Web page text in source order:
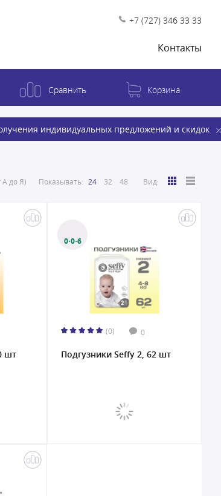
+7 (727) 346 33 33
Контакты
индивидуальных предложений и скидок
Сравнить Корзина
до Я) Показывать: 24 32 48 Вид:
шт
0·0·6
(0) 0
Подгузники Seffy 2, 62 шт